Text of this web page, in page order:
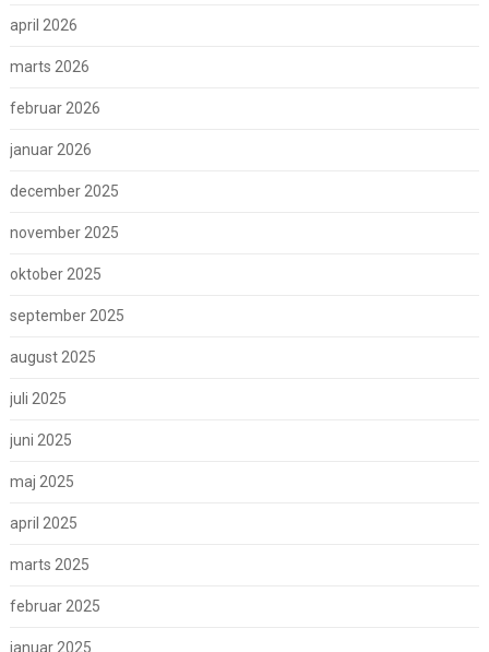
april 2026
marts 2026
februar 2026
januar 2026
december 2025
november 2025
oktober 2025
september 2025
august 2025
juli 2025
juni 2025
maj 2025
april 2025
marts 2025
februar 2025
januar 2025